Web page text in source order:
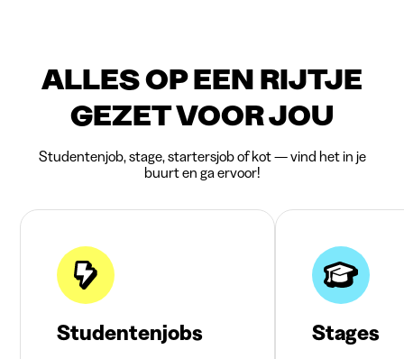
ALLES OP EEN RIJTJE
GEZET VOOR JOU
Studentenjob, stage, startersjob of kot — vind het in je
buurt en ga ervoor!
Studentenjobs Stages